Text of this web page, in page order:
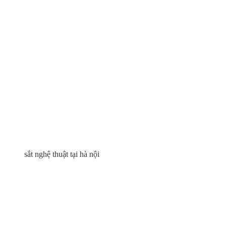
sắt nghệ thuật tại hà nội